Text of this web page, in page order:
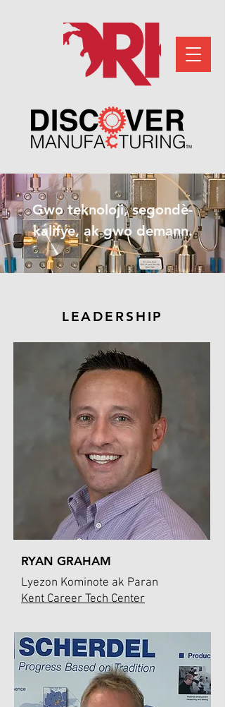
Gwo teknoloji, segondè-
kalifye, ak gwo demann.
LEADERSHIP
RYAN GRAHAM
Lyezon Kominote ak Paran
Kent Career Tech Center